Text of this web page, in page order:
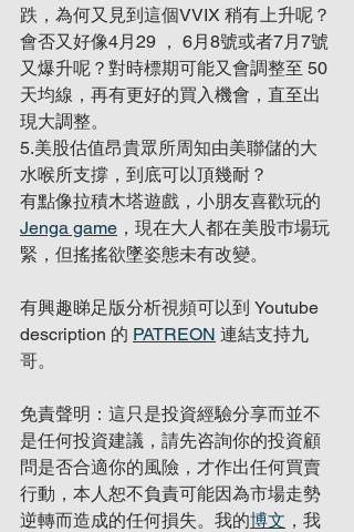
跌，為何又見到這個VVIX 稍有上升呢？
會否又好像4月29 ， 6月8號或者7月7號
又爆升呢？對時標期可能又會調整至 50
天均線，再有更好的買入機會，直至出
現大調整。
5.美股估值昂貴眾所周知由美聯儲的大
水喉所支撐，到底可以頂幾耐？
有點像拉積木塔遊戲，小朋友喜歡玩的
Jenga game ，現在大人都在美股巿場玩
緊，但搖搖欲墜姿態未有改變。
有興趣睇足版分析視頻可以到 Youtube
description 的 PATREON 連結支持九
哥。
免責聲明：這只是投資經驗分享而並不
是任何投資建議，請先咨詢你的投資顧
問是否合適你的風險，才作出任何買賣
行動，本人恕不負責可能因為市場走勢
逆轉而造成的任何損失。我的博文 ，我